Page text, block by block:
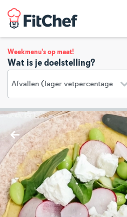
Weekmenu's op maat!
Wat is je doelstelling?